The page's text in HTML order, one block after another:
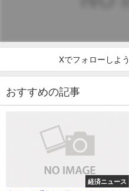
Xでフォローしよう
おすすめの記事
経済ニュース